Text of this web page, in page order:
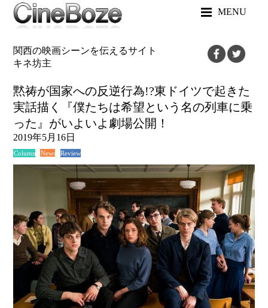
MENU
関西の映画シーンを伝えるサイト
キネ坊主
黙祷が国家への反逆行為!?東ドイツで起きた
実話描く『僕たちは希望という名の列車に乗
った』がいよいよ劇場公開！
2019年5月16日
Column News Review